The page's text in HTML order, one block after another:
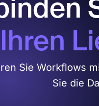
Sie Workflows
Sie die